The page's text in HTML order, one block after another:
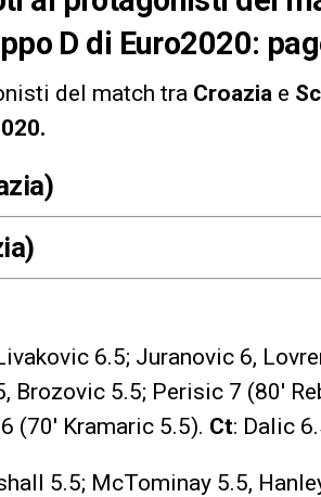
D di Euro2020:
del match tra Croazia e
6.5; Juranovic 6,
Brozovic 5.5; Perisic 7 (80′
(70′ Kramaric 5.5). Ct: Dalic
5.5; McTominay 5.5,